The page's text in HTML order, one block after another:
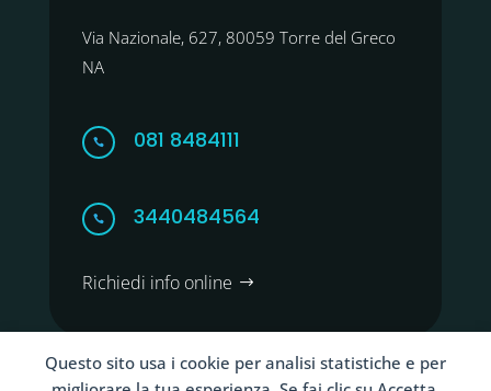
Questo sito usa i cookie per analisi statistiche e per
Via Nazionale, 627, 80059 Torre del Greco
NA
 081 8484111
 3440484564
Richiedi info online